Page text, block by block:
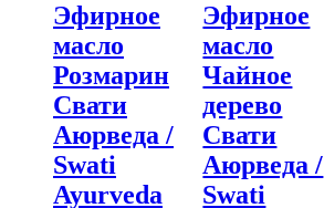
Эфирное
масло
Розмарин
Свати
Аюрведа /
Swati
Ayurveda
Эфирное
масло
Чайное
дерево
Свати
Аюрведа /
Swati